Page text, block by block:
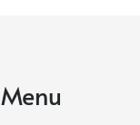
Menu